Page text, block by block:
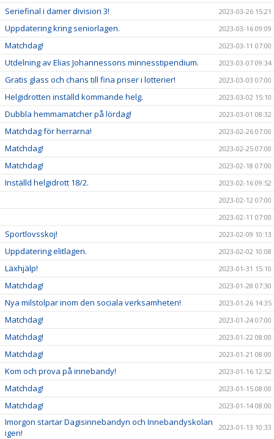
Seriefinal i damer division 3! 2023-03-26 15:21
Uppdatering kring seniorlagen. 2023-03-16 09:09
Matchdag! 2023-03-11 07:00
Utdelning av Elias Johannessons minnesstipendium. 2023-03-07 09:34
Gratis glass och chans till fina priser i lotterier! 2023-03-03 07:00
Helgidrotten inställd kommande helg. 2023-03-02 15:10
Dubbla hemmamatcher på lördag! 2023-03-01 08:32
Matchdag för herrarna! 2023-02-26 07:00
Matchdag! 2023-02-25 07:00
Matchdag! 2023-02-18 07:00
Inställd helgidrott 18/2.
2023-02-16 09:52
2023-02-12 07:00
2023-02-11 07:00
Sportlovsskoj! 2023-02-09 10:13
Uppdatering elitlagen. 2023-02-02 10:08
Läxhjälp! 2023-01-31 15:10
Matchdag! 2023-01-28 07:30
Nya milstolpar inom den sociala verksamheten! 2023-01-26 14:35
Matchdag! 2023-01-24 07:00
Matchdag! 2023-01-22 08:00
Matchdag! 2023-01-21 08:00
Kom och prova på innebandy! 2023-01-16 12:52
Matchdag! 2023-01-15 08:00
Matchdag! 2023-01-14 08:00
Imorgon startar Dagisinnebandyn och Innebandyskolan
igen!
2023-01-13 10:33